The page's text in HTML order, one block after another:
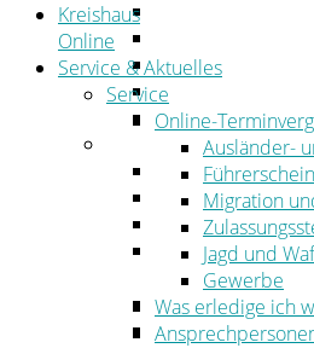
Ansprechpersonen
Formulare
Öffnungszeiten
Aktuelles
Stellenangebote
Azubiportal
Zustellungen
Amtsblatt
Kreishaus
Online
Service & Aktuelles
Service
Online-
Ausländer-
Migration
Jagd und
Gewerbe
Was erledige ich